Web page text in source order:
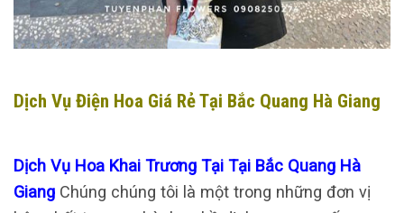
Dịch Vụ Điện Hoa Giá Rẻ Tại Bắc Quang Hà Giang
Dịch Vụ Hoa Khai Trương Tại Tại Bắc Quang Hà
Giang Chúng chúng tôi là một trong những đơn vị